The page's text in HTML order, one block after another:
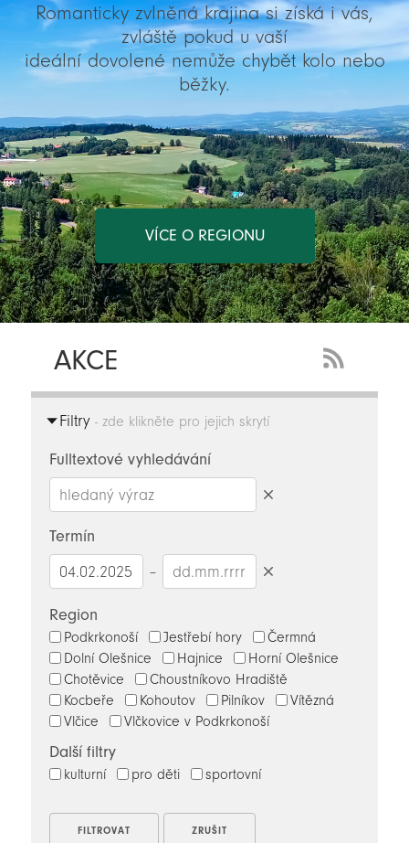
Romanticky zvlněná krajina si získá i vás,
zvláště pokud u vaší
ideální dovolené nemůže chybět kolo nebo
běžky.
VÍCE O REGIONU
AKCE
Feed
Filtry- zde klikněte pro jejich skrytí
Fulltextové vyhledávání
Termín
–
Region
Podkrkonoší Jestřebí hory
Čermná
Dolní Olešnice
Hajnice
Horní Olešnice
Chotěvice
Choustníkovo Hradiště
Kocbeře
Kohoutov Pilníkov
Vítězná
Vlčice
Vlčkovice v Podkrkonoší
Další filtry
kulturní pro děti sportovní